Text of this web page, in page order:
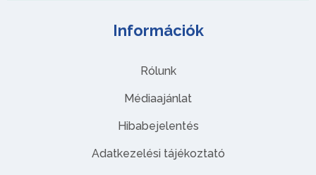
Információk
Rólunk
Médiaajánlat
Hibabejelentés
Adatkezelési tájékoztató